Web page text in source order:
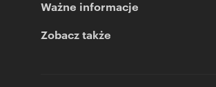
Ważne informacje
Zobacz także